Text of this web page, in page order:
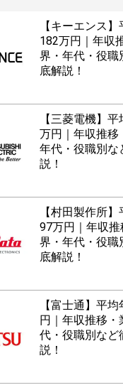
【キーエンス
182万円｜年収
界・年代・役職
底解説！
【三菱電機】
万円｜年収推移
年代・役職別な
説！
【村田製作所
97万円｜年収推
界・年代・役職
底解説！
【富士通】平
円｜年収推移・
代・役職別など
説！